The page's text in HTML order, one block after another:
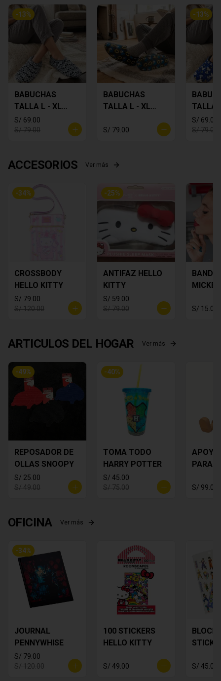
-13%
BABUCHAS
TALLA L - XL
MICKEY
S/ 69.00
S/ 79.00
BABUCHAS
TALLA L - XL
S/ 79.00
-13%
TALLA
S/ 69.00
S/ 79.00
ACCESORIOS Ver más
-34%
CROSSBODY
HELLO KITTY
S/ 79.00
S/ 120.00
-25%
ANTIFAZ HELLO
KITTY
S/ 59.00
S/ 79.00
MICKEY
S/ 15.00
ARTICULOS DEL HOGAR Ver más
-49%
REPOSADOR DE
OLLAS SNOOPY
S/ 25.00
S/ 49.00
-40%
TOMA TODO
HARRY POTTER
S/ 45.00
S/ 75.00
PARA
S/ 99.00
OFICINA Ver más
-34%
JOURNAL
PENNYWHISE
S/ 79.00
S/ 120.00
100 STICKERS
HELLO KITTY
S/ 49.00
BLOCK
S/ 45.00